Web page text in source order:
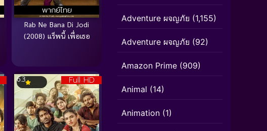
พากย์ไทย
Rab Ne Bana Di Jodi
(2008) แร็พนี้ เพื่อเธอ
Full HD
6.3
Adventure ผจญภัย (1,155)
Adventure ผจญภัย (92)
Amazon Prime (909)
Animal (14)
Animation (1)